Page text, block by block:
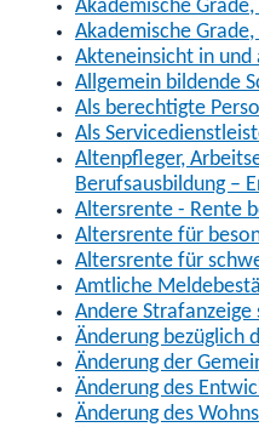
Akademische
Akademische
Akteneinsicht in
Allgemein bildende
Als berechtigte
Als
Altenpfleger,
Berufsausbildung –
Altersrente - Rente
Altersrente für
Altersrente für
Amtliche
Andere Strafanzeige
Änderung bezüglich
Änderung der
Änderung des
Änderung des